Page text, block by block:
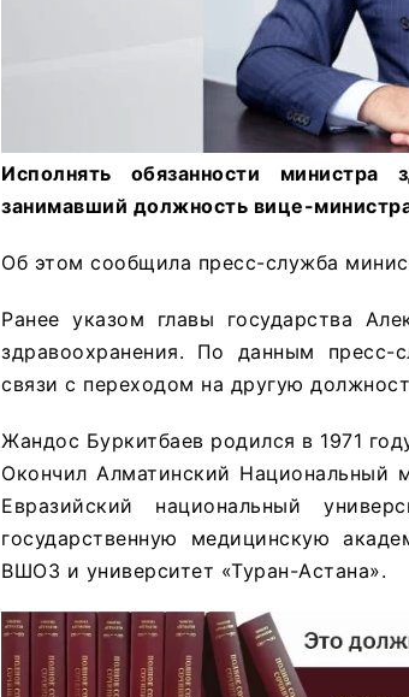
Исполнять обязанности министра
занимавший должность вице-
Об этом сообщила пресс-служба
Ранее указом главы государства
здравоохранения. По данным пресс-
связи с переходом на другую
Жандос Буркитбаев родился в 1971
Окончил Алматинский Национальный
Евразийский национальный
государственную медицинскую
ВШОЗ и университет «Туран-Астана».